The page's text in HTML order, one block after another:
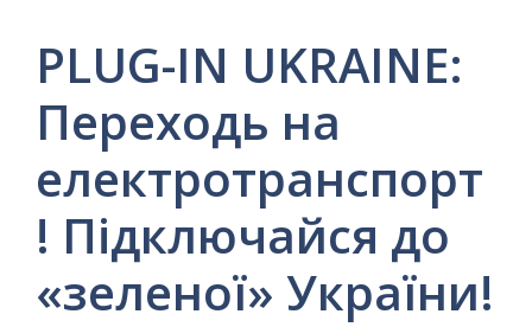
PLUG-IN UKRAINE:
Переходь на
електротранспорт
! Підключайся до
«зеленої» України!